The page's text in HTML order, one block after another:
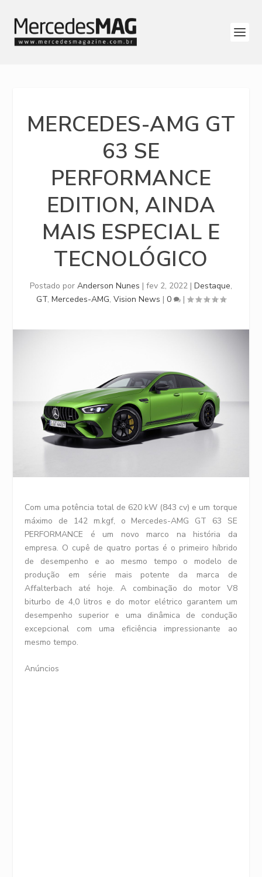
MERCEDES-AMG GT
63 SE
PERFORMANCE
EDITION, AINDA
MAIS ESPECIAL E
TECNOLÓGICO
Postado por Anderson Nunes | fev 2, 2022 | Destaque,
GT, Mercedes-AMG, Vision News | 0 |
Com uma potência total de 620 kW (843 cv) e um torque
máximo de 142 m.kgf, o Mercedes-AMG GT 63 SE
PERFORMANCE é um novo marco na história da
empresa. O cupê de quatro portas é o primeiro híbrido
de desempenho e ao mesmo tempo o modelo de
produção em série mais potente da marca de
Affalterbach até hoje. A combinação do motor V8
biturbo de 4,0 litros e do motor elétrico garantem um
desempenho superior e uma dinâmica de condução
excepcional com uma eficiência impressionante ao
mesmo tempo.
Anúncios